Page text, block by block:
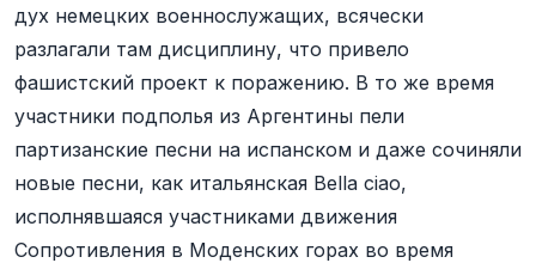
дух немецких военнослужащих, всячески
разлагали там дисциплину, что привело
фашистский проект к поражению. В то же время
участники подполья из Аргентины пели
партизанские песни на испанском и даже сочиняли
новые песни, как итальянская Bella ciao,
исполнявшаяся участниками движения
Сопротивления в Моденских горах во время